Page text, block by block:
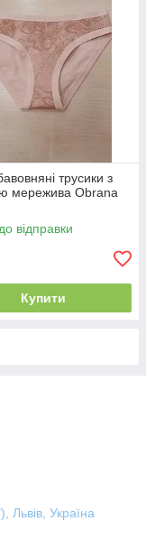
трусики з
мережива Obrana
відправки
Купити
Львів, Україна